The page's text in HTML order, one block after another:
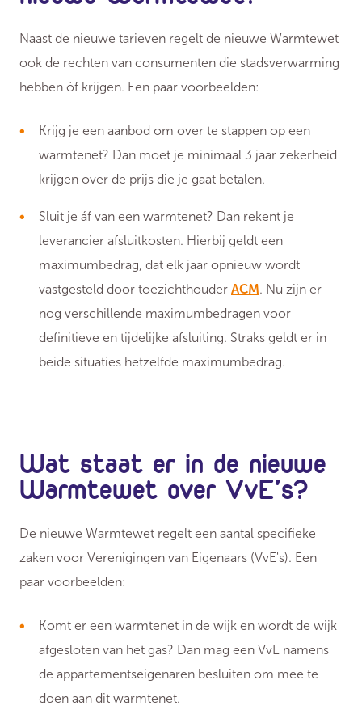
Naast de nieuwe tarieven regelt de nieuwe Warmtewet
ook de rechten van consumenten die stadsverwarming
hebben óf krijgen. Een paar voorbeelden:
Krijg je een aanbod om over te stappen op een
warmtenet? Dan moet je minimaal 3 jaar zekerheid
krijgen over de prijs die je gaat betalen.
Sluit je áf van een warmtenet? Dan rekent je
leverancier afsluitkosten. Hierbij geldt een
maximumbedrag, dat elk jaar opnieuw wordt
vastgesteld door toezichthouder ACM. Nu zijn er
nog verschillende maximumbedragen voor
definitieve en tijdelijke afsluiting. Straks geldt er in
beide situaties hetzelfde maximumbedrag.
Wat staat er in de nieuwe
Warmtewet over VvE's?
De nieuwe Warmtewet regelt een aantal specifieke
zaken voor Verenigingen van Eigenaars (VvE's). Een
paar voorbeelden:
Komt er een warmtenet in de wijk en wordt de wijk
afgesloten van het gas? Dan mag een VvE namens
de appartementseigenaren besluiten om mee te
doen aan dit warmtenet.